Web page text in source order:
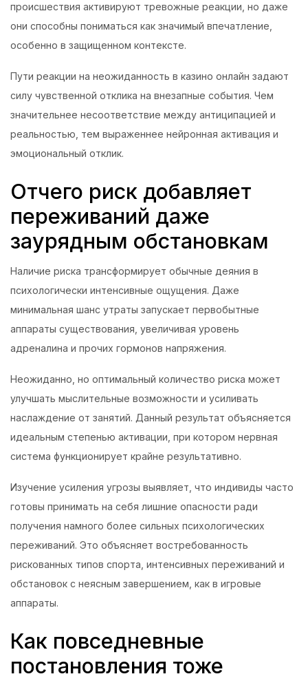
происшествия активируют тревожные реакции, но даже
они способны пониматься как значимый впечатление,
особенно в защищенном контексте.
Пути реакции на неожиданность в казино онлайн задают
силу чувственной отклика на внезапные события. Чем
значительнее несоответствие между антиципацией и
реальностью, тем выраженнее нейронная активация и
эмоциональный отклик.
Отчего риск добавляет
переживаний даже
заурядным обстановкам
Наличие риска трансформирует обычные деяния в
психологически интенсивные ощущения. Даже
минимальная шанс утраты запускает первобытные
аппараты существования, увеличивая уровень
адреналина и прочих гормонов напряжения.
Неожиданно, но оптимальный количество риска может
улучшать мыслительные возможности и усиливать
наслаждение от занятий. Данный результат объясняется
идеальным степенью активации, при котором нервная
система функционирует крайне результативно.
Изучение усиления угрозы выявляет, что индивиды часто
готовы принимать на себя лишние опасности ради
получения намного более сильных психологических
переживаний. Это объясняет востребованность
рискованных типов спорта, интенсивных переживаний и
обстановок с неясным завершением, как в игровые
аппараты.
Как повседневные
постановления тоже